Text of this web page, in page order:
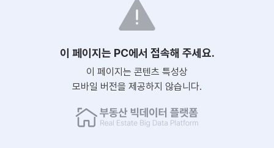
이 페이지는 PC에서 접속해 주세요.
이 페이지는 콘텐츠 특성상
모바일 버전을 제공하지 않습니다.